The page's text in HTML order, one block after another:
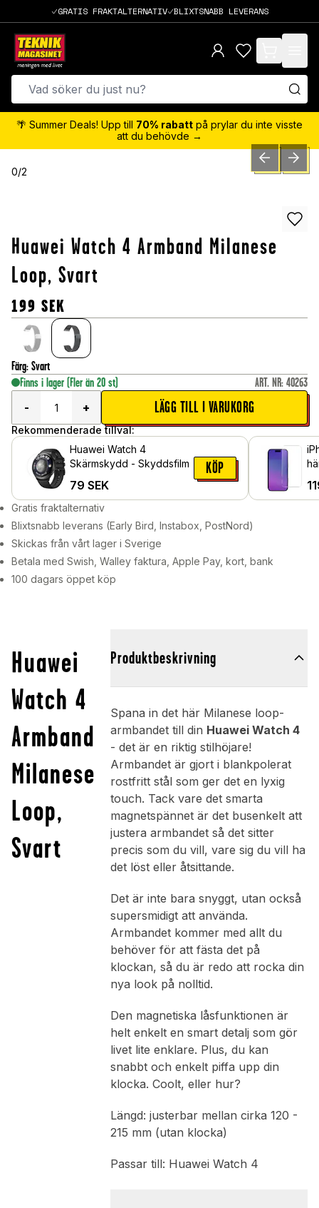
GRATIS FRAKTALTERNATIV BLIXTSNABB LEVERANS
items in cart,
🌴 Summer Deals! Upp till 70% rabatt på prylar du inte visste
att du behövde →
0/2 PREVIOUSNEXT
Huawei Watch 4 Armband Milanese
Loop, Svart
199 SEK
Färg: Svart
Finns i lager (Fler än 20 st) ART. NR: 40263
-
+ LÄGG TILL I VARUKORG
Rekommenderade tillval:
Huawei Watch 4
Skärmskydd - Skyddsfilm
79 SEK
KÖP
Gratis fraktalternativ
Blixtsnabb leverans (Early Bird, Instabox, PostNord)
Skickas från vårt lager i Sverige
Betala med Swish, Walley faktura, Apple Pay, kort, bank
100 dagars öppet köp
Huawei
Watch 4
Armband
Milanese
Loop,
Svart
Produktbeskrivning
Spana in det här Milanese loop-
armbandet till din Huawei Watch 4
- det är en riktig stilhöjare!
Armbandet är gjort i blankpolerat
rostfritt stål som ger det en lyxig
touch. Tack vare det smarta
magnetspännet är det busenkelt att
justera armbandet så det sitter
precis som du vill, vare sig du vill ha
det löst eller åtsittande.
Det är inte bara snyggt, utan också
supersmidigt att använda.
Armbandet kommer med allt du
behöver för att fästa det på
klockan, så du är redo att rocka din
nya look på nolltid.
Den magnetiska låsfunktionen är
helt enkelt en smart detalj som gör
livet lite enklare. Plus, du kan
snabbt och enkelt piffa upp din
klocka. Coolt, eller hur?
Längd: justerbar mellan cirka 120 -
215 mm (utan klocka)
Passar till: Huawei Watch 4